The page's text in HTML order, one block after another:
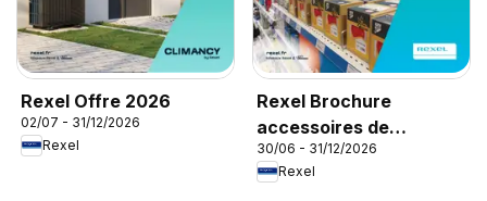
Rexel Offre 2026
02/07 - 31/12/2026
Rexel
Rexel Brochure
accessoires de
climatisation
30/06 - 31/12/2026
Rexel